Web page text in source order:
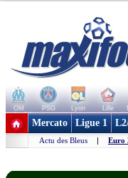
OM PSG Lyon Lille
+ de clubs
Mercato Ligue 1
Actu des Bleus | Euro